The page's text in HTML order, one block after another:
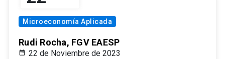
Microeconomía Aplicada
Rudi Rocha, FGV EAESP
22 de Noviembre de 2023